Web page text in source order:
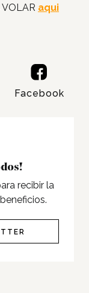
aqui
recibir la
Facebook